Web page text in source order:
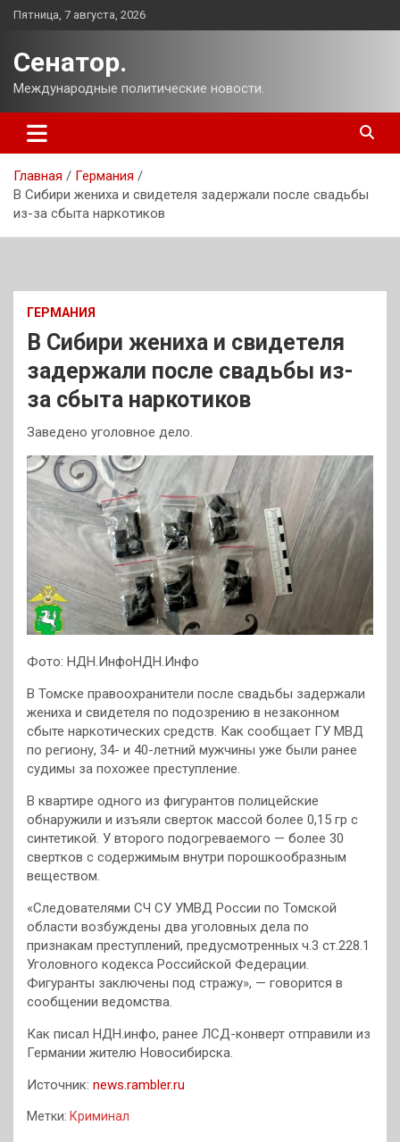
Перейти
Пятница, 7 августа, 2026
Сенатор.
Международные политические новости.
Главная
Германия
В Сибири жениха и свидетеля задержали после свадьбы
из-за сбыта наркотиков
ГЕРМАНИЯ
В Сибири жениха и свидетеля
задержали после свадьбы из-
за сбыта наркотиков
Заведено уголовное дело.
Фото: НДН.ИнфоНДН.Инфо
В Томске правоохранители после свадьбы задержали
жениха и свидетеля по подозрению в незаконном
сбыте наркотических средств. Как сообщает ГУ МВД
по региону, 34- и 40-летний мужчины уже были ранее
судимы за похожее преступление.
В квартире одного из фигурантов полицейские
обнаружили и изъяли сверток массой более 0,15 гр с
синтетикой. У второго подогреваемого — более 30
свертков с содержимым внутри порошкообразным
веществом.
«Следователями СЧ СУ УМВД России по Томской
области возбуждены два уголовных дела по
признакам преступлений, предусмотренных ч.3 ст.228.1
Уголовного кодекса Российской Федерации.
Фигуранты заключены под стражу», — говорится в
сообщении ведомства.
Как писал НДН.инфо, ранее ЛСД-конверт отправили из
Германии жителю Новосибирска.
Источник: news.rambler.ru
Метки: Криминал